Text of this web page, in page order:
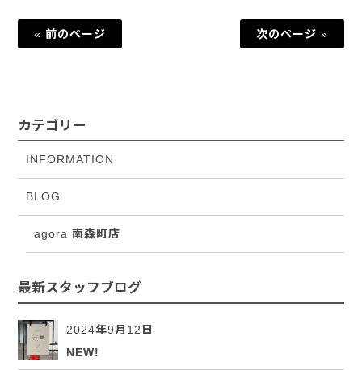
« 前のページ 次のページ »
カテゴリー
INFORMATION
BLOG
agora 南森町店
最新スタッフブログ
2024年9月12日
NEW!